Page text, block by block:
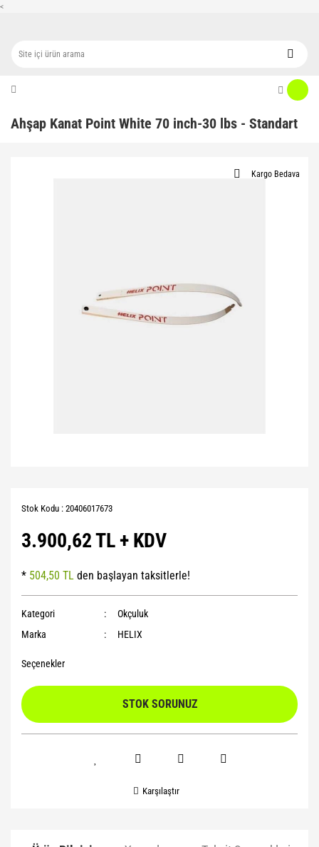
<
Ahşap Kanat Point White 70 inch-30 lbs - Standart
Kargo Bedava
Stok Kodu : 20406017673
3.900,62 TL + KDV
* 504,50 TL den başlayan taksitlerle!
Kategori
Okçuluk
Marka
HELIX
Seçenekler
STOK SORUNUZ
Karşılaştır